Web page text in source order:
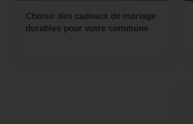
Choisir des cadeaux de mariage
durables pour votre commune